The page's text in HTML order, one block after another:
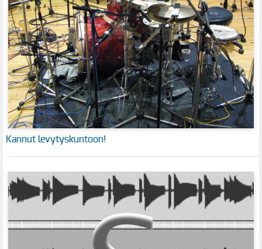
Kannut levytyskuntoon!